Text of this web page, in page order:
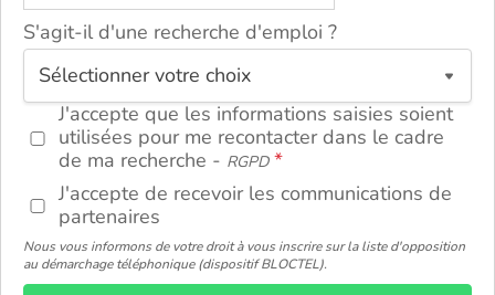
S'agit-il d'une recherche d'emploi ?
J'accepte que les informations saisies soient
utilisées pour me recontacter dans le cadre
de ma recherche - RGPD
J'accepte de recevoir les communications de
partenaires
Nous vous informons de votre droit à vous inscrire sur la liste d'opposition
au démarchage téléphonique (dispositif BLOCTEL).
ou